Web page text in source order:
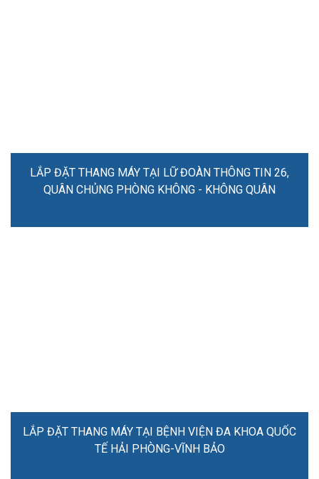
LẮP ĐẶT THANG MÁY TẠI LỮ ĐOÀN THÔNG TIN 26,
QUÂN CHỦNG PHÒNG KHÔNG - KHÔNG QUÂN
LẮP ĐẶT THANG MÁY TẠI BỆNH VIỆN ĐA KHOA QUỐC
TẾ HẢI PHÒNG-VĨNH BẢO